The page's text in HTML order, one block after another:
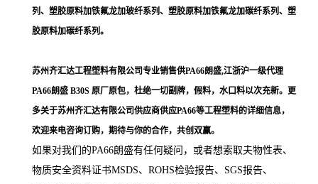
列、塑胶原料加铁氟龙加玻纤系列、塑胶原料加铁氟龙加碳纤系列、塑
胶原料加碳纤系列。
苏州齐汇达工程塑料有限公司专业销售供PA66朗盛,江浙沪一级代理
PA66朗盛 B30S 原厂原包，杜绝一切副牌，假料，水口料以次充新。更
多关于苏州齐汇达有限公司供应商供应PA66等工程塑料的详细信息，
欢迎来电咨询订购，期待与你的合作，共创双赢。
如果对我们的PA66朗盛有任何疑问，或者想索取夫物性表、
物质安全资料证书MSDS、ROHS检验报告、SGS报告、